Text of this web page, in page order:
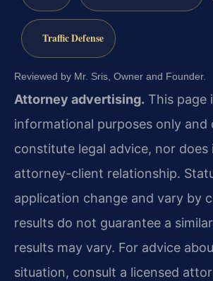
Traffic Defense
Reviewed by Mr. Sris, Owner and Founder.
Attorney advertising. This page
informational purposes only and
constitute legal advice, nor does
attorney-client relationship.
application change and vary by
results do not guarantee a
results may vary. For advice
situation, consult a licensed